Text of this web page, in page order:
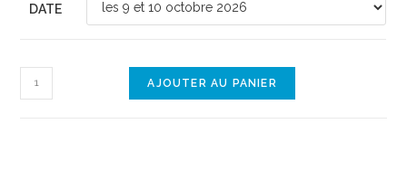
DATE
AJOUTER AU PANIER